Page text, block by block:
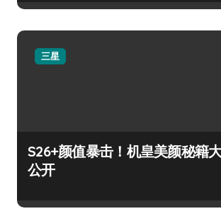
三星
S26+颜值暴击！机皇美颜秘籍
公开